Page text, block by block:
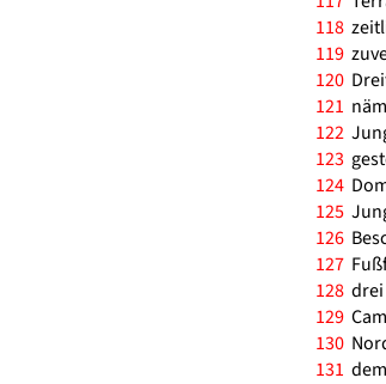
118
119
120
121
122
123
124
125
126
127
128
129
130
131